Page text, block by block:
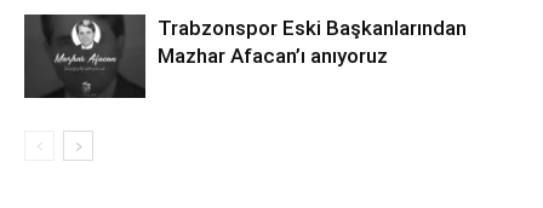
Trabzonspor Eski Başkanlarından
Mazhar Afacan’ı anıyoruz